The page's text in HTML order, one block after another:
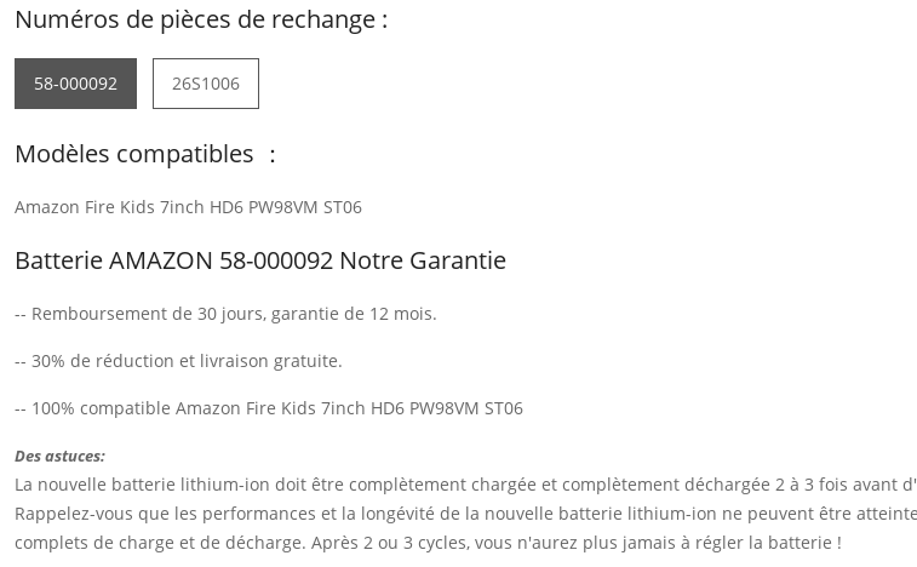
Numéros de pièces de rechange :
58-000092 26S1006
Modèles compatibles ：
Amazon Fire Kids 7inch HD6 PW98VM ST06
Batterie AMAZON 58-000092 Notre Garantie
-- Remboursement de 30 jours, garantie de 12 mois.
-- 30% de réduction et livraison gratuite.
-- 100% compatible Amazon Fire Kids 7inch HD6 PW98VM ST06
Des astuces:
La nouvelle batterie lithium-ion doit être complètement chargée et complètement déchargée 2 à 3 fois avant
Rappelez-vous que les performances et la longévité de la nouvelle batterie lithium-ion ne peuvent être
complets de charge et de décharge. Après 2 ou 3 cycles, vous n'aurez plus jamais à régler la batterie !